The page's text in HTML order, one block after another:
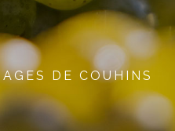
DE COUHINS